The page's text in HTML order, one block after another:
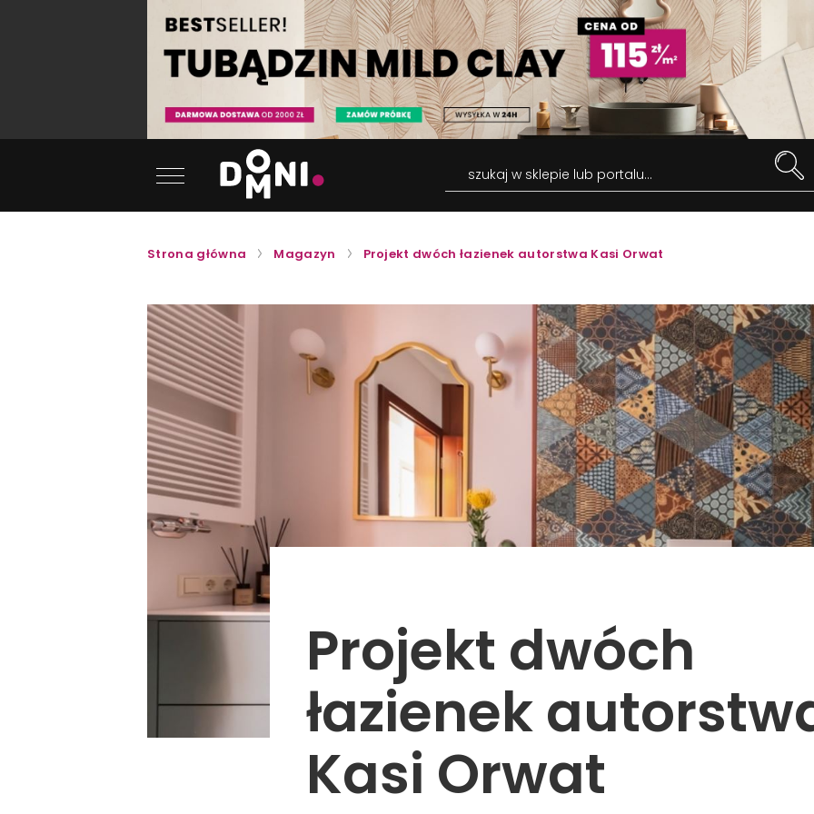
szukaj w sklepie lub portalu...
Strona główna Magazyn Projekt dwóch łazienek autorstwa Kasi Orwat
Projekt dwóch
łazienek
Kasi Orwat